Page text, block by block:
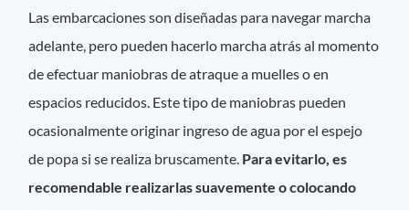
Las embarcaciones son diseñadas para navegar marcha
adelante, pero pueden hacerlo marcha atrás al momento
de efectuar maniobras de atraque a muelles o en
espacios reducidos. Este tipo de maniobras pueden
ocasionalmente originar ingreso de agua por el espejo
de popa si se realiza bruscamente. Para evitarlo, es
recomendable realizarlas suavemente o colocando